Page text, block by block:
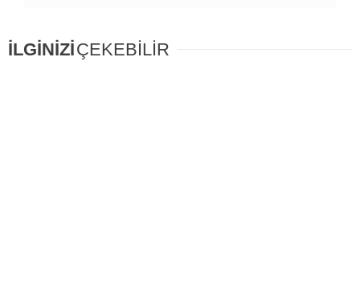
İLGİNİZİÇEKEBİLİR